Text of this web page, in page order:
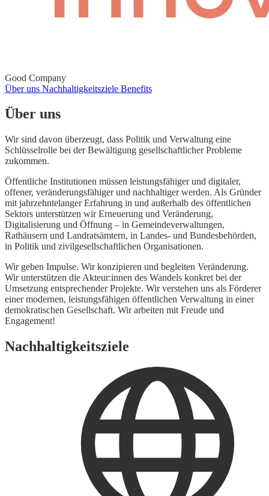
Good Company
Über uns Nachhaltigkeitsziele Benefits
Über uns
Wir sind davon überzeugt, dass Politik und Verwaltung eine
Schlüsselrolle bei der Bewältigung gesellschaftlicher Probleme
zukommen.
Öffentliche Institutionen müssen leistungsfähiger und digitaler,
offener, veränderungsfähiger und nachhaltiger werden. Als Gründer
mit jahrzehntelanger Erfahrung in und außerhalb des öffentlichen
Sektors unterstützen wir Erneuerung und Veränderung,
Digitalisierung und Öffnung – in Gemeindeverwaltungen,
Rathäusern und Landratsämtern, in Landes- und Bundesbehörden,
in Politik und zivilgesellschaftlichen Organisationen.
Wir geben Impulse. Wir konzipieren und begleiten Veränderung.
Wir unterstützen die Akteur:innen des Wandels konkret bei der
Umsetzung entsprechender Projekte. Wir verstehen uns als Förderer
einer modernen, leistungsfähigen öffentlichen Verwaltung in einer
demokratischen Gesellschaft. Wir arbeiten mit Freude und
Engagement!
Nachhaltigkeitsziele